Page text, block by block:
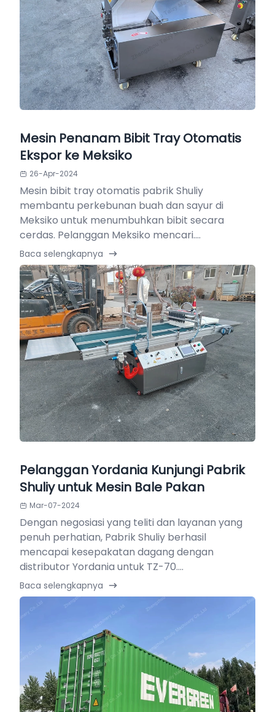
Mesin Penanam Bibit Tray Otomatis
Ekspor ke Meksiko
26-Apr-2024
Mesin bibit tray otomatis pabrik Shuliy
membantu perkebunan buah dan sayur di
Meksiko untuk menumbuhkan bibit secara
cerdas. Pelanggan Meksiko mencari....
Baca selengkapnya
Pelanggan Yordania Kunjungi Pabrik
Shuliy untuk Mesin Bale Pakan
Mar-07-2024
Dengan negosiasi yang teliti dan layanan yang
penuh perhatian, Pabrik Shuliy berhasil
mencapai kesepakatan dagang dengan
distributor Yordania untuk TZ-70....
Baca selengkapnya